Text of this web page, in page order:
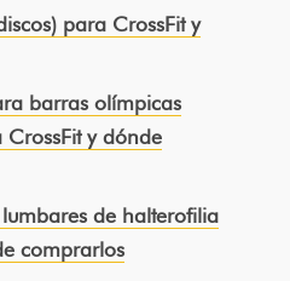
para CrossFit y
barras olímpicas
CrossFit y dónde
de halterofilia
comprarlos